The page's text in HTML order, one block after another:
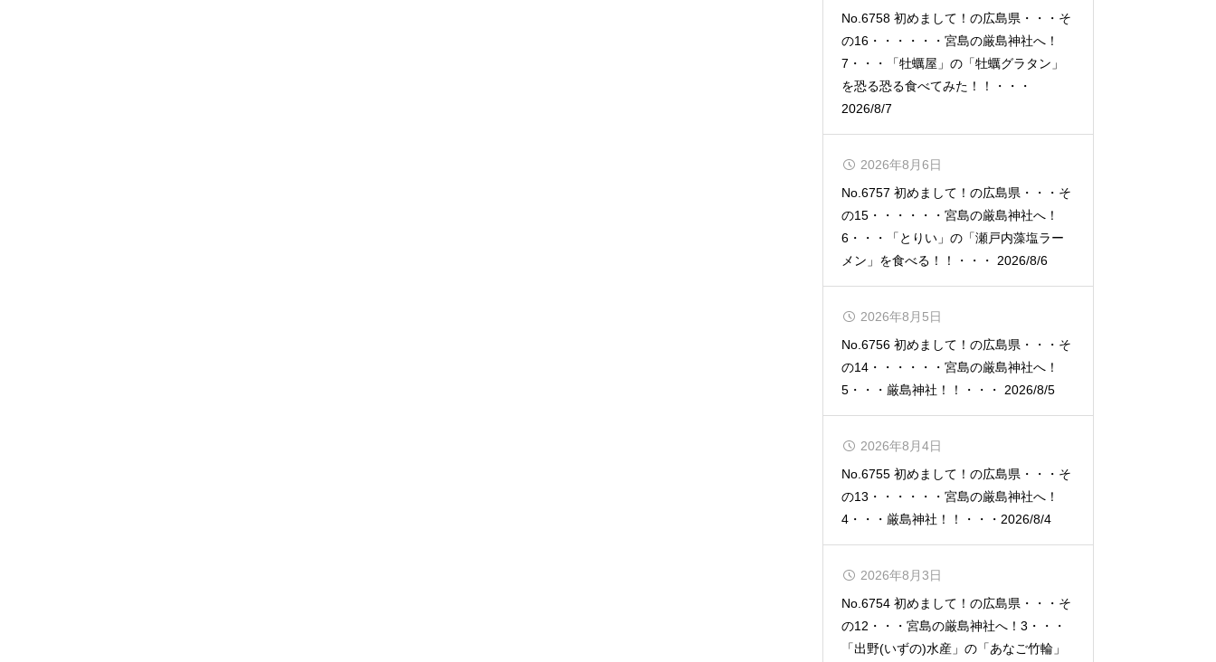
No.6758 初めまして！の広島県・・・そ
の16・・・・・・宮島の厳島神社へ！
7・・・「牡蠣屋」の「牡蠣グラタン」
を恐る恐る食べてみた！！・・・
2026/8/7
No.6757 初めまして！の広島県・・・そ
の15・・・・・・宮島の厳島神社へ！
6・・・「とりい」の「瀬戸内藻塩ラー
メン」を食べる！！・・・ 2026/8/6
2026年8月6日
No.6756 初めまして！の広島県・・・そ
の14・・・・・・宮島の厳島神社へ！
5・・・厳島神社！！・・・ 2026/8/5
2026年8月5日
No.6755 初めまして！の広島県・・・そ
の13・・・・・・宮島の厳島神社へ！
4・・・厳島神社！！・・・2026/8/4
2026年8月4日
No.6754 初めまして！の広島県・・・そ
の12・・・宮島の厳島神社へ！3・・・
「出野(いずの)水産」の「あなご竹輪」
2026年8月3日